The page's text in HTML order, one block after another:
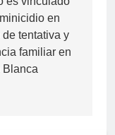
en
de tentativa y
familiar en
Blanca